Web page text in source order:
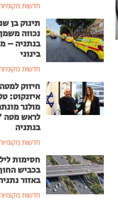
חדשות
תינוק בן
נכווה
בנתניה –
בינוני
חדשות
חיזוק למטה
איזנקוט:
מולנר
לראש
בנתניה
חדשות
חסימות
בכביש
באזור
חדשות